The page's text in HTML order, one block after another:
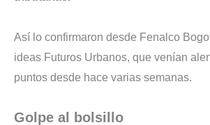
Así lo confirmaron desde Fenalco
ideas Futuros Urbanos, que venían
puntos desde hace varias semanas.
Golpe al bolsillo